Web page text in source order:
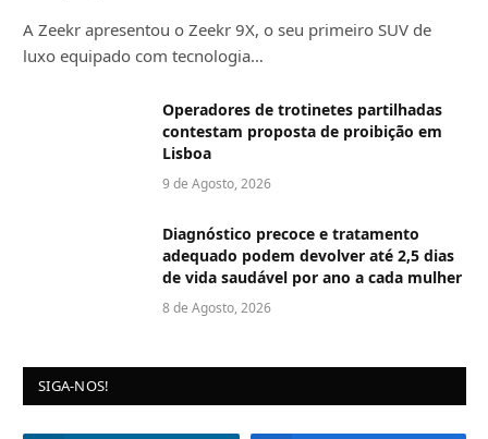
A Zeekr apresentou o Zeekr 9X, o seu primeiro SUV de
luxo equipado com tecnologia…
Operadores de trotinetes partilhadas
contestam proposta de proibição em
Lisboa
9 de Agosto, 2026
Diagnóstico precoce e tratamento
adequado podem devolver até 2,5 dias
de vida saudável por ano a cada mulher
8 de Agosto, 2026
SIGA-NOS!